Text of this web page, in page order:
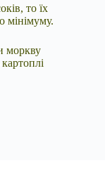
то їх
мінімуму.
моркву